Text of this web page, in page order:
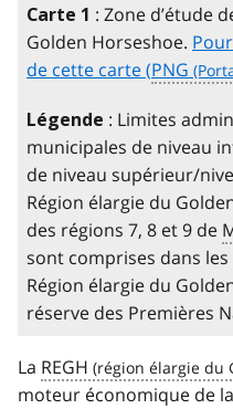
Carte 1 : Zone d’étude
Golden Horseshoe.
de cette carte (PNG
Légende : Limites
municipales de niveau
de niveau supérieur/
Région élargie du
des régions 7, 8 et 9 de
sont comprises dans
Région élargie du
réserve des Premières
La REGH
moteur économique de